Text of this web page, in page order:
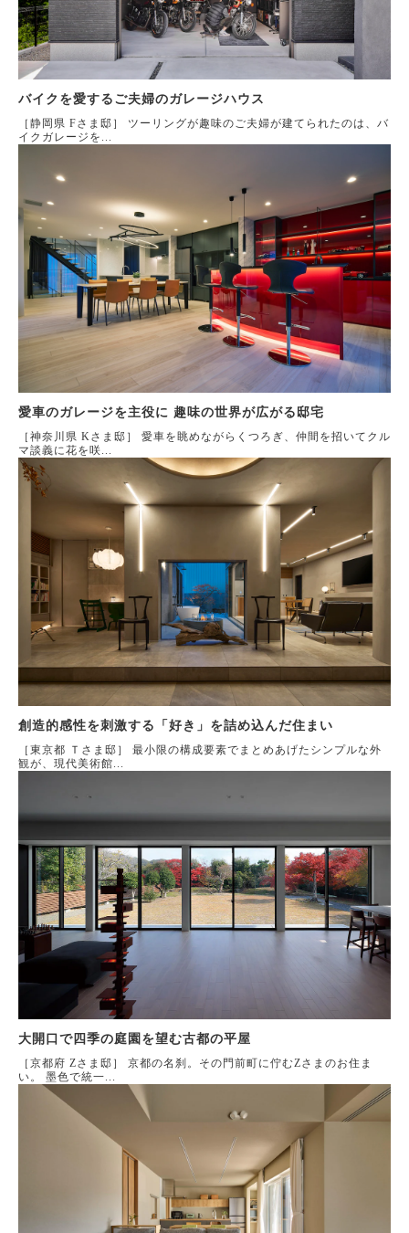
バイクを愛するご夫婦のガレージハウス
［静岡県 Fさま邸］ ツーリングが趣味のご夫婦が建てられたのは、バ
イクガレージを...
愛車のガレージを主役に 趣味の世界が広がる邸宅
［神奈川県 Kさま邸］ 愛車を眺めながらくつろぎ、仲間を招いてクル
マ談義に花を咲...
創造的感性を刺激する「好き」を詰め込んだ住まい
［東京都 Ｔさま邸］ 最小限の構成要素でまとめあげたシンプルな外
観が、現代美術館...
大開口で四季の庭園を望む古都の平屋
［京都府 Zさま邸］ 京都の名刹。その門前町に佇むZさまのお住ま
い。 墨色で統一...